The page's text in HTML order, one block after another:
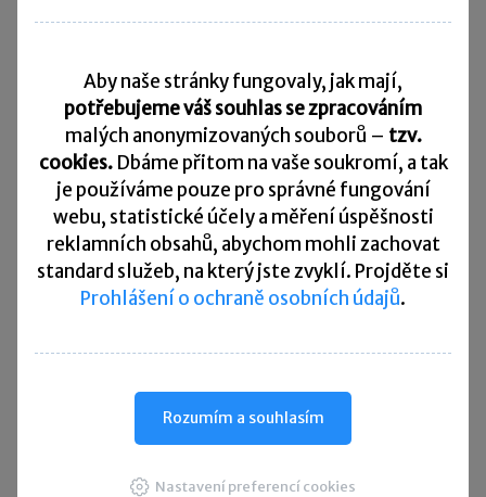
10. 8. 2026
Splatnost daně za červen 2026
20. 8. 2026
Měsíční odvod úhrnu sražených záloh na daň z příjmů
fyzických osob ze závislé činnosti za červenec 2026
20. 8. 2026
Splatnost paušální zálohy
24. 8. 2026
Daňové přiznání a splatnost daně za červenec 2026
Přehled všech termínů ►
Aby naše stránky fungovaly, jak mají,
potřebujeme váš souhlas se zpracováním
malých anonymizovaných souborů – tzv.
cookies. Dbáme přitom na vaše soukromí, a tak
je používáme pouze pro správné fungování
webu, statistické účely a měření úspěšnosti
reklamních obsahů, abychom mohli zachovat
standard služeb, na který jste zvyklí. Projděte si
Prohlášení o ochraně osobních údajů.
Rozumím a souhlasím
Nastavení preferencí cookies